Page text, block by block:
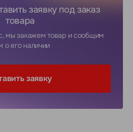
заявку под заказ
товара
мы закажем товар и сообщим
о его наличии
заявку